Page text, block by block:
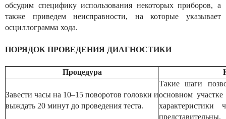
обсудим специфику использования некоторых приборов, а
также приведем неисправности, на которые указывает
осциллограмма хода.
ПОРЯДОК ПРОВЕДЕНИЯ ДИАГНОСТИКИ
Процедура
Завести часы на 10–15 поворотов головки и
выждать 20 минут до проведения теста.
Такие шаги
основном
характеристики
представительны.